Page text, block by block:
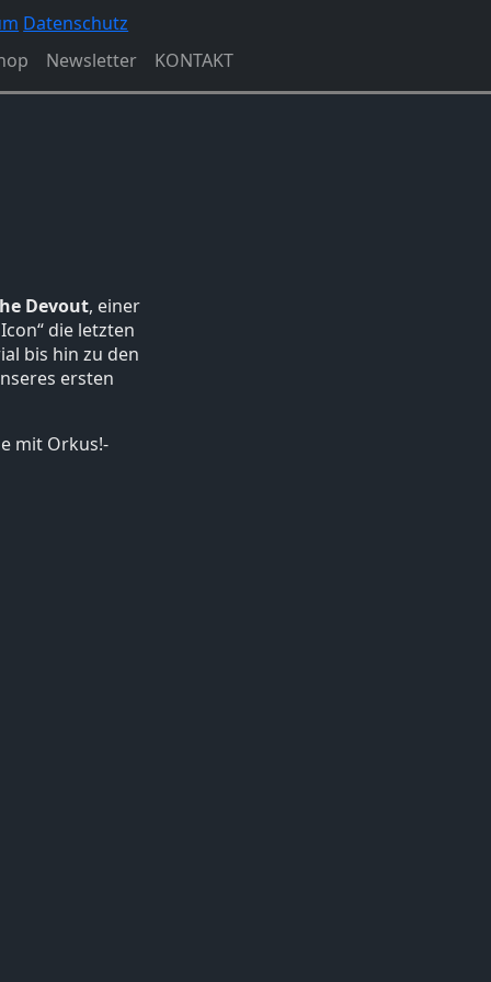
Datenschutz
Newsletter KONTAKT
Devout, einer
die letzten
bis hin zu den
ersten
mit Orkus!-